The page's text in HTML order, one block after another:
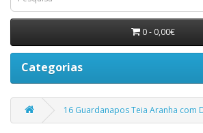
0 - 0,00€
Categorias
16 Guardanapos Teia Aranha com